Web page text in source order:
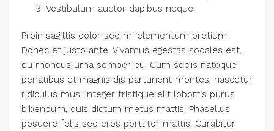
Vestibulum auctor dapibus neque.
Proin sagittis dolor sed mi elementum pretium.
Donec et justo ante. Vivamus egestas sodales est,
eu rhoncus urna semper eu. Cum sociis natoque
penatibus et magnis dis parturient montes, nascetur
ridiculus mus. Integer tristique elit lobortis purus
bibendum, quis dictum metus mattis. Phasellus
posuere felis sed eros porttitor mattis. Curabitur